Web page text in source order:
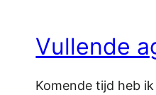
Vullende
Komende tijd heb